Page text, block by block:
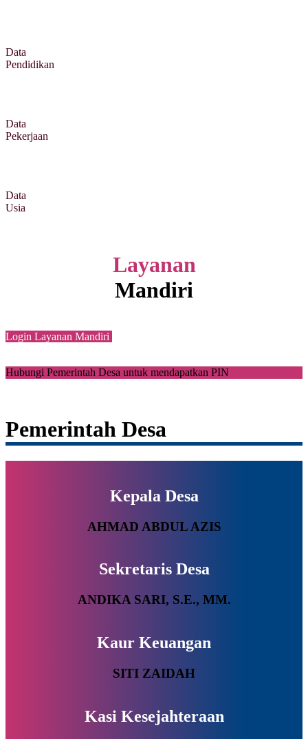
Data
Pendidikan
Data
Pekerjaan
Data
Usia
Layanan
Mandiri
Login Layanan Mandiri
Hubungi Pemerintah Desa untuk mendapatkan PIN
Pemerintah Desa
Kepala Desa
AHMAD ABDUL AZIS
Sekretaris Desa
ANDIKA SARI, S.E., MM.
Kaur Keuangan
SITI ZAIDAH
Kasi Kesejahteraan